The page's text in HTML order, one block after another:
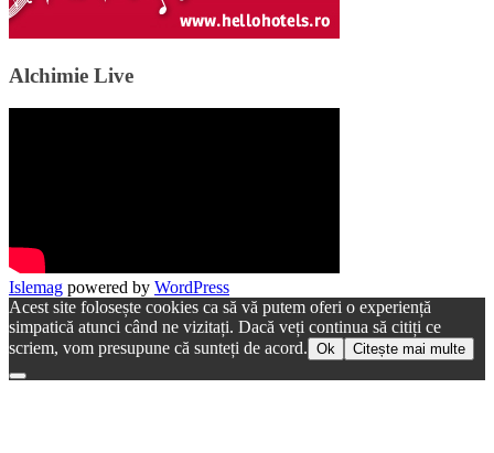
Alchimie Live
Islemag powered by WordPress
Acest site folosește cookies ca să vă putem oferi o experiență
simpatică atunci când ne vizitați. Dacă veți continua să citiți ce
scriem, vom presupune că sunteți de acord. Ok Citește mai multe